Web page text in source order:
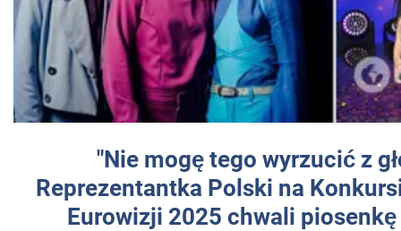
"Nie mogę tego wyrzucić z
Reprezentantka Polski na
Eurowizji 2025 chwali